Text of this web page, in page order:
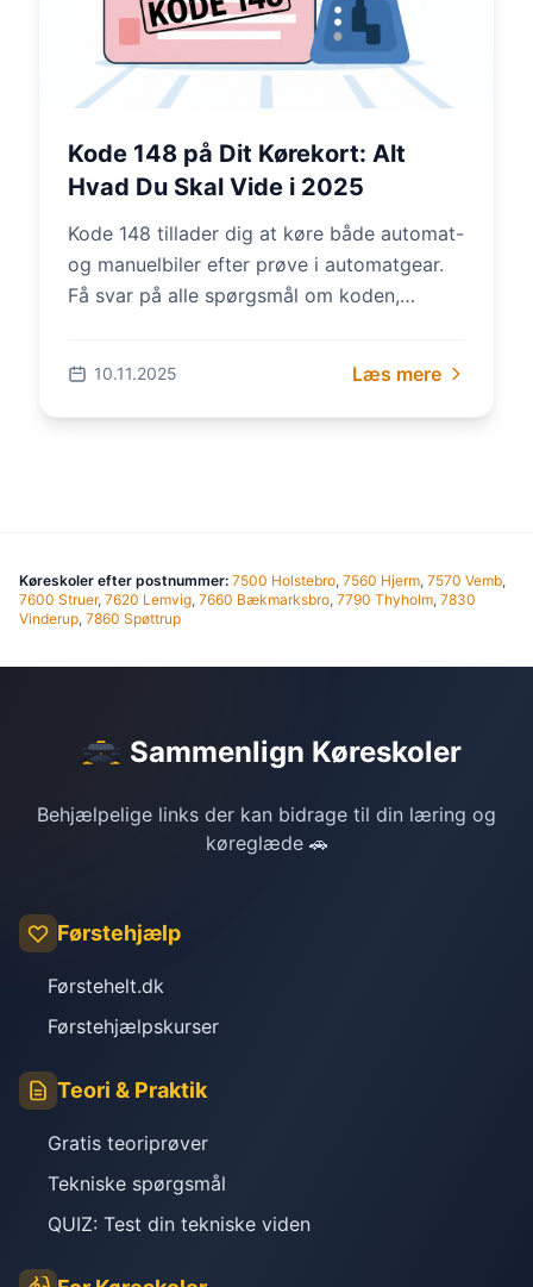
Kode 148 på Dit Kørekort: Alt
Hvad Du Skal Vide i 2025
Kode 148 tillader dig at køre både automat-
og manuelbiler efter prøve i automatgear.
Få svar på alle spørgsmål om koden,
10.11.2025 Læs mere
Køreskoler efter postnummer: 7500 Holstebro, 7560 Hjerm, 7570 Vemb,
7600 Struer, 7620 Lemvig, 7660 Bækmarksbro, 7790 Thyholm, 7830
Vinderup, 7860 Spøttrup
Sammenlign Køreskoler
Behjælpelige links der kan bidrage til din læring og
køreglæde 🚗
Førstehjælp
Førstehelt.dk
Førstehjælpskurser
Teori & Praktik
Gratis teoriprøver
Tekniske spørgsmål
QUIZ: Test din tekniske viden